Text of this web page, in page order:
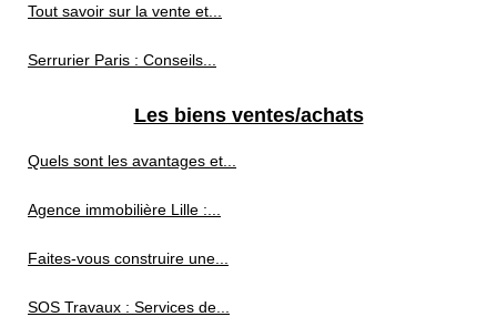
Tout savoir sur la vente et...
Serrurier Paris : Conseils...
Les biens ventes/achats
Quels sont les avantages et...
Agence immobilière Lille :...
Faites-vous construire une...
SOS Travaux : Services de...